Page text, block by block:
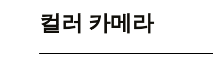
컬러 카메라